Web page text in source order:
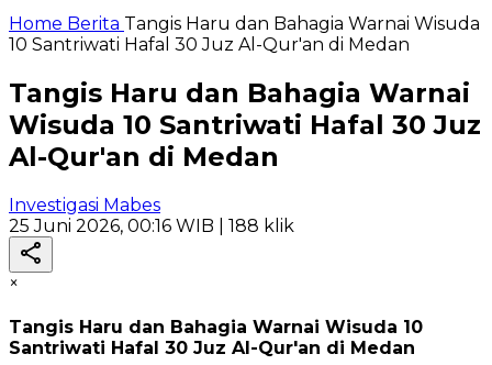
Home Berita Tangis Haru dan Bahagia Warnai Wisuda
10 Santriwati Hafal 30 Juz Al-Qur'an di Medan
Tangis Haru dan Bahagia Warnai
Wisuda 10 Santriwati Hafal 30 Juz
Al-Qur'an di Medan
Investigasi Mabes
25 Juni 2026, 00:16 WIB | 188 klik
×
Tangis Haru dan Bahagia Warnai Wisuda 10
Santriwati Hafal 30 Juz Al-Qur'an di Medan